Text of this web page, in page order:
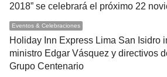
2018” se celebrará el próximo 22
Eventos & Celebraciones
Holiday Inn Express Lima San Isidro
ministro Edgar Vásquez y directivos
Grupo Centenario